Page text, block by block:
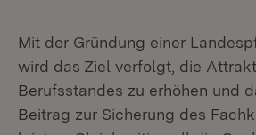
Mit der Gründung einer
wird das Ziel verfolgt, die
Berufsstandes zu erhöhen und
Beitrag zur Sicherung des